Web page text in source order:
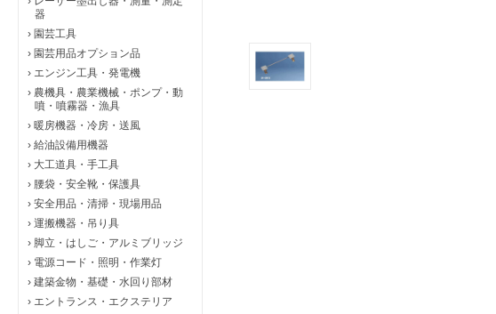
器
› 園芸工具
› 園芸用品オプション品
› エンジン工具・発電機
› 農機具・農業機械・ポンプ・動
噴・噴霧器・漁具
› 暖房機器・冷房・送風
› 給油設備用機器
› 大工道具・手工具
› 腰袋・安全靴・保護具
› 安全用品・清掃・現場用品
› 運搬機器・吊り具
› 脚立・はしご・アルミブリッジ
› 電源コード・照明・作業灯
› 建築金物・基礎・水回り部材
› エントランス・エクステリア